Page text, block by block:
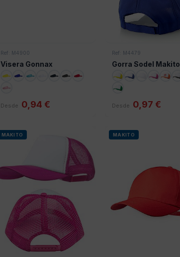
Ref: M4900
Visera Gonnax
Desde 0,94 €
Ref: M4479
Gorra Sodel Makito
Desde 0,97 €
MAKITO MAKITO